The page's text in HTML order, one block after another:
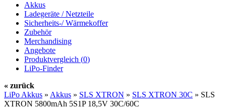
Akkus
Ladegeräte / Netzteile
Sicherheits-/ Wärmekoffer
Zubehör
Merchandising
Angebote
Produktvergleich (0)
LiPo-Finder
« zurück
LiPo Akkus » Akkus » SLS XTRON » SLS XTRON 30C » SLS
XTRON 5800mAh 5S1P 18,5V 30C/60C